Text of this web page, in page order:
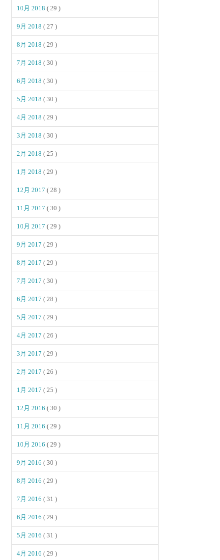
10月 2018( 29 )
9月 2018( 27 )
8月 2018( 29 )
7月 2018( 30 )
6月 2018( 30 )
5月 2018( 30 )
4月 2018( 29 )
3月 2018( 30 )
2月 2018( 25 )
1月 2018( 29 )
12月 2017( 28 )
11月 2017( 30 )
10月 2017( 29 )
9月 2017( 29 )
8月 2017( 29 )
7月 2017( 30 )
6月 2017( 28 )
5月 2017( 29 )
4月 2017( 26 )
3月 2017( 29 )
2月 2017( 26 )
1月 2017( 25 )
12月 2016( 30 )
11月 2016( 29 )
10月 2016( 29 )
9月 2016( 30 )
8月 2016( 29 )
7月 2016( 31 )
6月 2016( 29 )
5月 2016( 31 )
4月 2016( 29 )